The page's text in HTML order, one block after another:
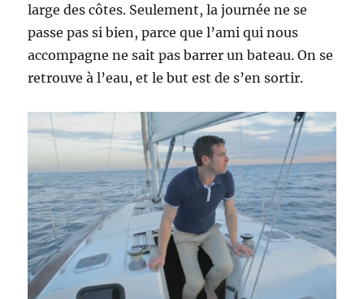
large des côtes. Seulement, la journée ne se
passe pas si bien, parce que l’ami qui nous
accompagne ne sait pas barrer un bateau. On se
retrouve à l’eau, et le but est de s’en sortir.